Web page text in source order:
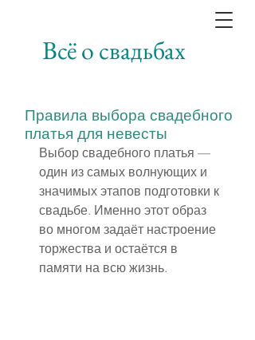
Всё о свадьбах
Правила выбора свадебного
платья для невесты
Выбор свадебного платья —
один из самых волнующих и
значимых этапов подготовки к
свадьбе. Именно этот образ
во многом задаёт настроение
торжества и остаётся в
памяти на всю жизнь.